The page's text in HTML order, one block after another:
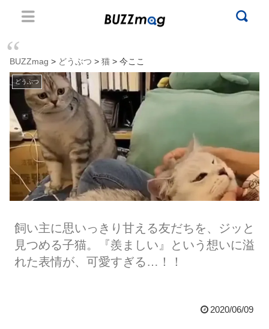
BUZZmag > どうぶつ > 猫 > 今ここ
どうぶつ
飼い主に思いっきり甘える友だちを、ジッと
見つめる子猫。『羨ましい』という想いに溢
れた表情が、可愛すぎる…！！
2020/06/09